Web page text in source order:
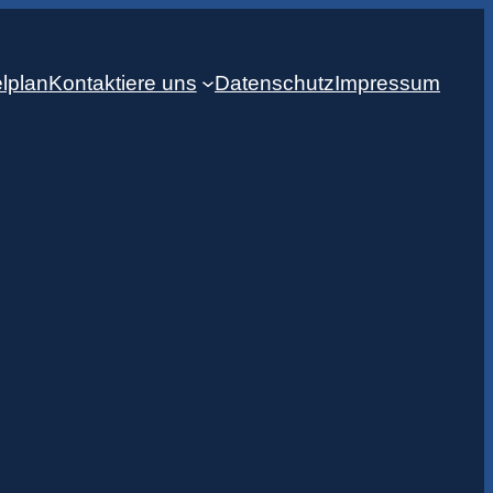
Kontaktiere uns DatenschutzImpressum